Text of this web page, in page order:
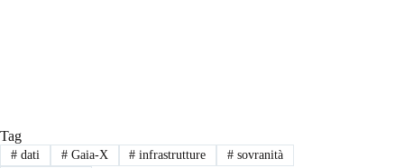
Tag
#dati #Gaia-X # infrastrutture # sovranità